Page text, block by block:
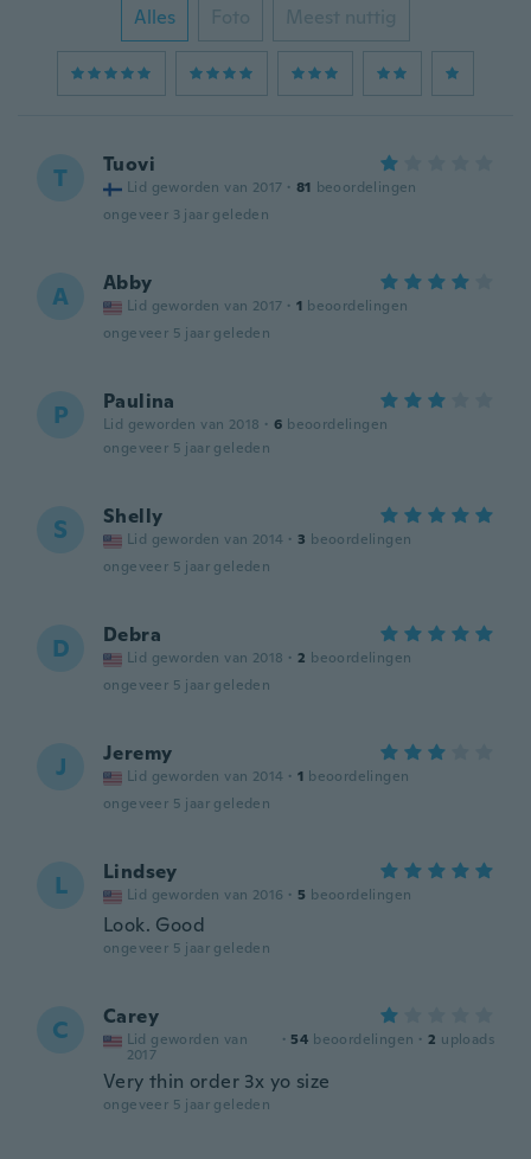
Alles Foto Meest nuttig
T Tuovi
Lid geworden van 2017 · 81 beoordelingen
ongeveer 3 jaar geleden
A Abby
Lid geworden van 2017 · 1 beoordelingen
ongeveer 5 jaar geleden
P Paulina
Lid geworden van 2018 · 6 beoordelingen
ongeveer 5 jaar geleden
S Shelly
Lid geworden van 2014 · 3 beoordelingen
ongeveer 5 jaar geleden
D Debra
Lid geworden van 2018 · 2 beoordelingen
ongeveer 5 jaar geleden
J Jeremy
Lid geworden van 2014 · 1 beoordelingen
ongeveer 5 jaar geleden
L Lindsey
Lid geworden van 2016 · 5 beoordelingen
Look. Good
ongeveer 5 jaar geleden
C Carey
Lid geworden van
2017
· 54 beoordelingen · 2 uploads
Very thin order 3x yo size
ongeveer 5 jaar geleden